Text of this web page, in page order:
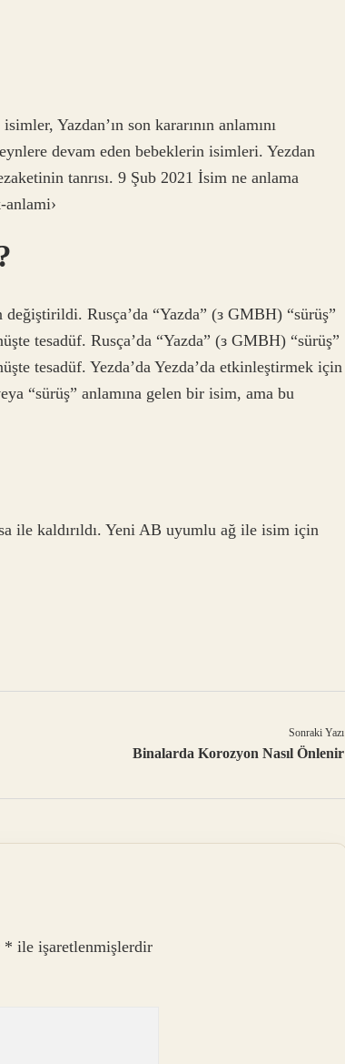
Yazdan’ın son kararının anlamını
devam eden bebeklerin isimleri. Yezdan
tanrısı. 9 Şub 2021 İsim ne anlama
anlami›
değiştirildi. Rusça’da “Yazda” (з GMBH) “sürüş”
tesadüf. Rusça’da “Yazda” (з GMBH) “sürüş”
tesadüf. Yezda’da Yezda’da etkinleştirmek için
“sürüş” anlamına gelen bir isim, ama bu
ile kaldırıldı. Yeni AB uyumlu ağ ile isim için
Sonraki Yazı
Binalarda Korozyon Nasıl Önlenir
* ile işaretlenmişlerdir